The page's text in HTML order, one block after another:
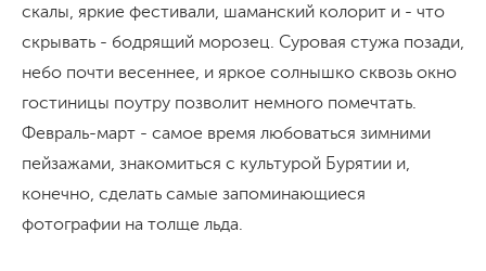
скалы, яркие фестивали, шаманский колорит и - что
скрывать - бодрящий морозец. Суровая стужа позади,
небо почти весеннее, и яркое солнышко сквозь окно
гостиницы поутру позволит немного помечтать.
Февраль-март - самое время любоваться зимними
пейзажами, знакомиться с культурой Бурятии и,
конечно, сделать самые запоминающиеся
фотографии на толще льда.